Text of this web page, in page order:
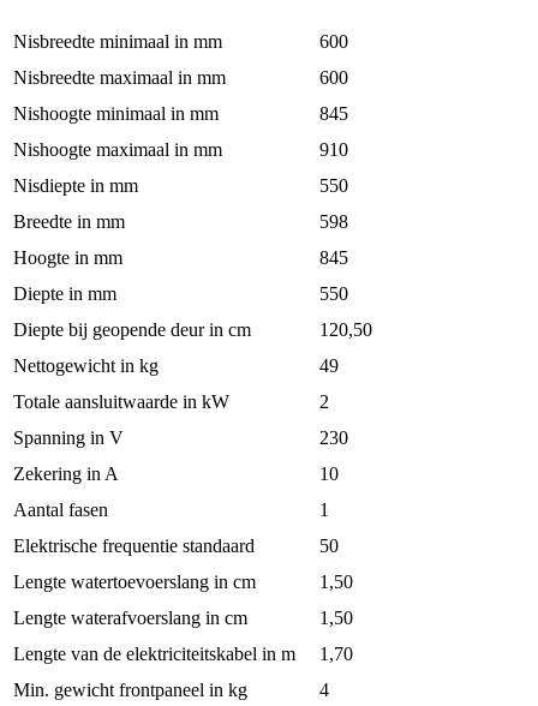
Nisbreedte minimaal in mm
600
Nisbreedte maximaal in mm
600
Nishoogte minimaal in mm
845
Nishoogte maximaal in mm
910
Nisdiepte in mm
550
Breedte in mm
598
Hoogte in mm
845
Diepte in mm
550
Diepte bij geopende deur in cm
120,50
Nettogewicht in kg
49
Totale aansluitwaarde in kW
2
Spanning in V
230
Zekering in A
10
Aantal fasen
1
Elektrische frequentie standaard
50
Lengte watertoevoerslang in cm
1,50
Lengte waterafvoerslang in cm
1,50
Lengte van de elektriciteitskabel in m
1,70
Min. gewicht frontpaneel in kg
4